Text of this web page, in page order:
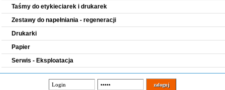
Taśmy do etykieciarek i drukarek
Zestawy do napełniania - regeneracji
Drukarki
Papier
Serwis - Eksploatacja